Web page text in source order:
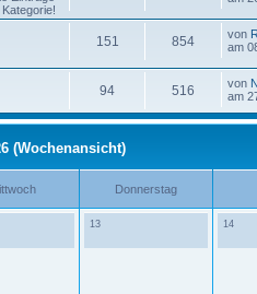
151 854 von
am
94 516 von
am
(Wochenansicht)
Donnerstag
13 14